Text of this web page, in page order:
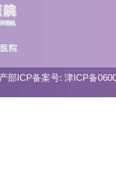
部ICP备案号: 津ICP备